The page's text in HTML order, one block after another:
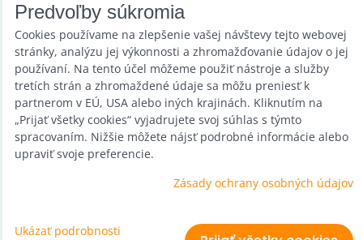
Půjčovna
Promotéři
Kurzy a setkání
Velkoobchod
Nabídka práce
Zásady ochrany osobných údajov
Predvoľby súkromia
Cookies používame na zlepšenie vašej návštevy tejto webovej
stránky, analýzu jej výkonnosti a zhromažďovanie údajov o jej
používaní. Na tento účel môžeme použiť nástroje a služby
tretích strán a zhromaždené údaje sa môžu preniesť k
partnerom v EÚ, USA alebo iných krajinách. Kliknutím na
„Prijať všetky cookies“ vyjadrujete svoj súhlas s týmto
spracovaním. Nižšie môžete nájsť podrobné informácie alebo
upraviť svoje preferencie.
Zásady ochrany osobných údajov
Ukázať podrobnosti